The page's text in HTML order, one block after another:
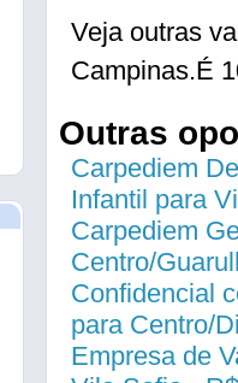
Veja outras
Campinas.É
Outras
Carpediem
Infantil para
Carpediem
Centro/
Confidencial
para Centro/
Empresa de